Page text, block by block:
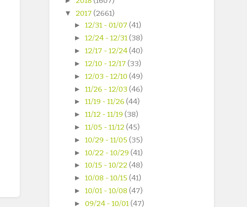
▼ 2017(2661)
► 12/31 - 01/07 (41)
► 12/24 - 12/31(38)
► 12/17 - 12/24(40)
► 12/10 - 12/17 (33)
► 12/03 - 12/10 (49)
► 11/26 - 12/03 (46)
► 11/19 - 11/26 (44)
► 11/12 - 11/19 (38)
► 11/05 - 11/12 (45)
► 10/29 - 11/05 (35)
► 10/22 - 10/29 (41)
► 10/15 - 10/22 (48)
► 10/08 - 10/15 (41)
► 10/01 - 10/08 (47)
► 09/24 - 10/01(47)